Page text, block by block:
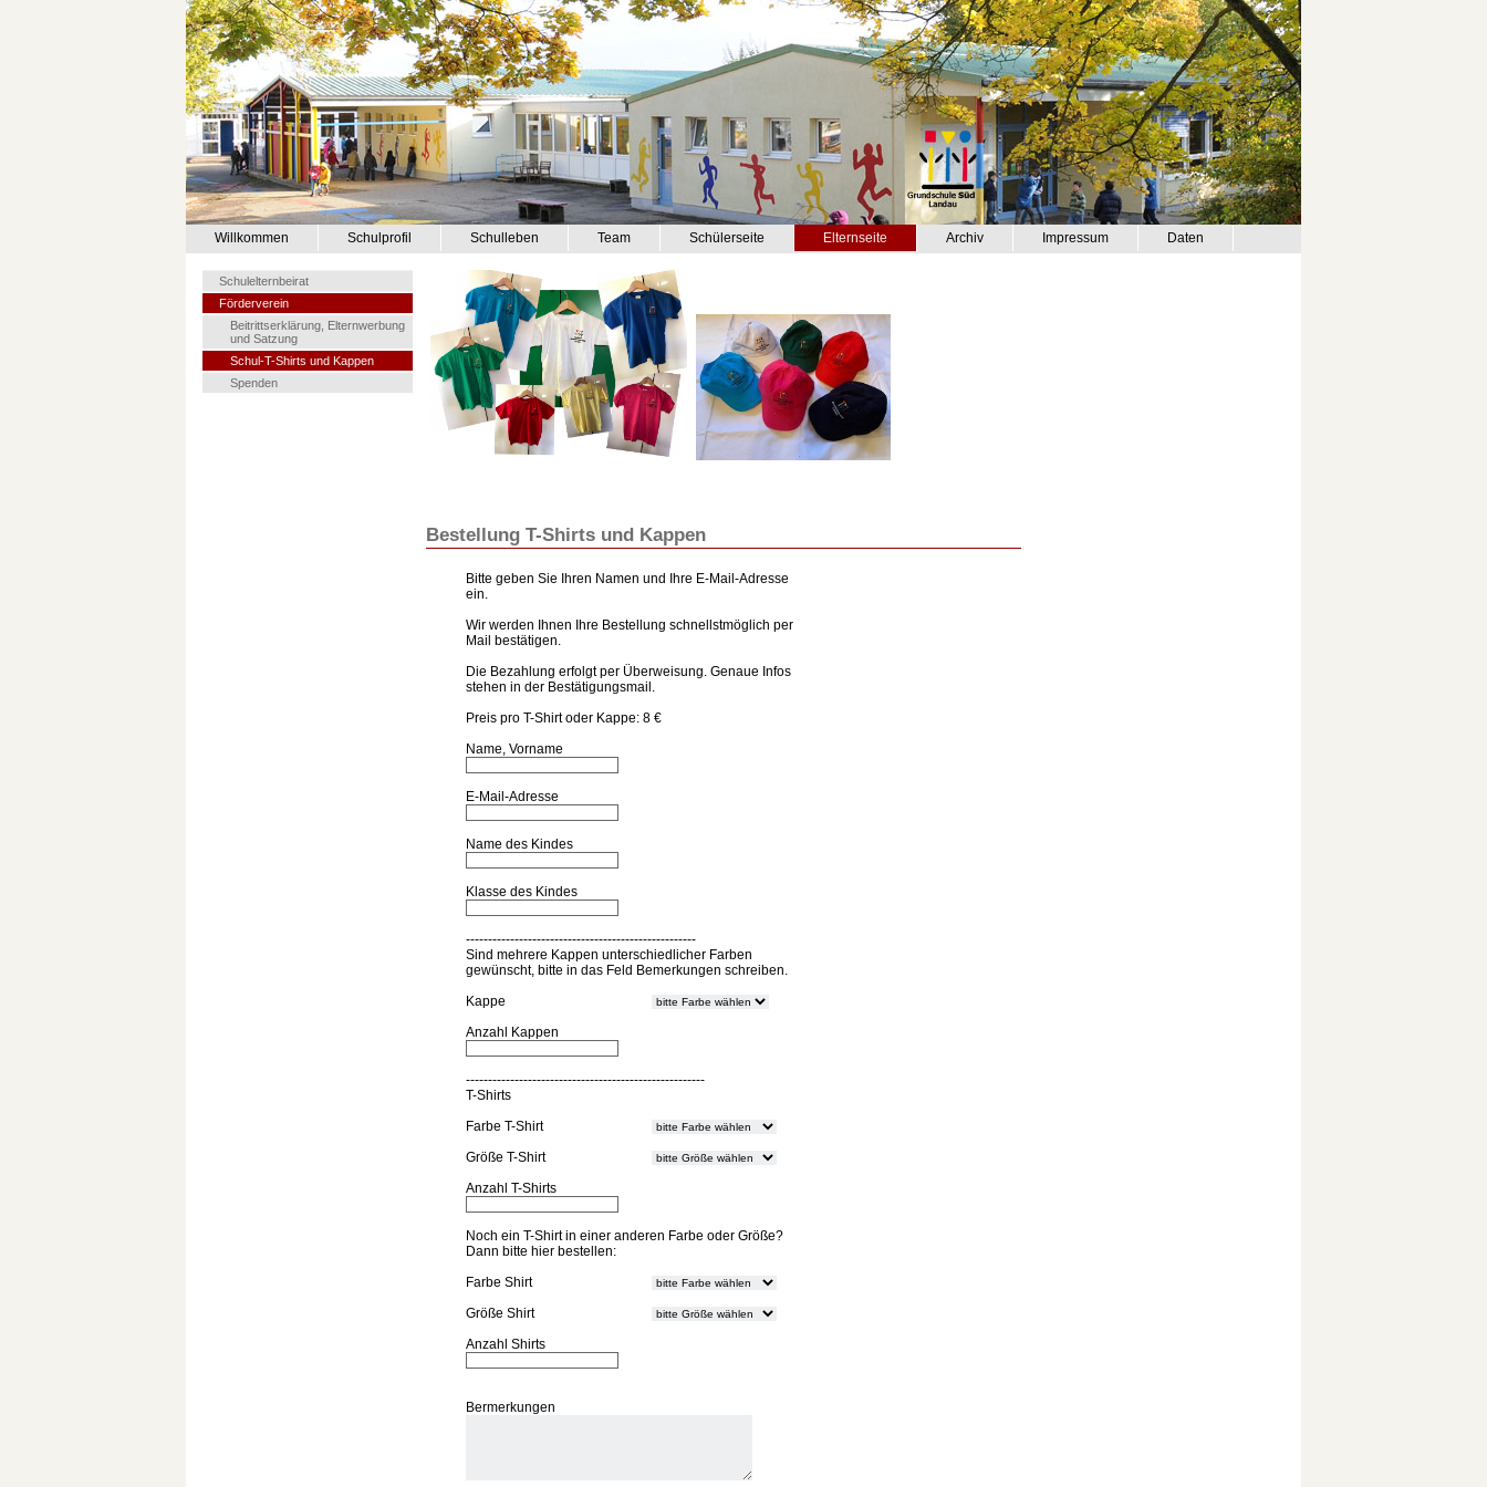
Willkommen Schulprofil Schulleben Team Schülerseite Elternseite Archiv Impressum Daten
Bestellung T-Shirts und Kappen
Bitte geben Sie Ihren Namen und Ihre E-Mail-Adresse
ein.
Wir werden Ihnen Ihre Bestellung schnellstmöglich per
Mail bestätigen.
Die Bezahlung erfolgt per Überweisung. Genaue Infos
stehen in der Bestätigungsmail.
Preis pro T-Shirt oder Kappe: 8 €
Name, Vorname
E-Mail-Adresse
Name des Kindes
Klasse des Kindes
----------------------------------------------------
Sind mehrere Kappen unterschiedlicher Farben
gewünscht, bitte in das Feld Bemerkungen schreiben.
Kappe
Anzahl Kappen
------------------------------------------------------
T-Shirts
Farbe T-Shirt
Größe T-Shirt
Anzahl T-Shirts
Noch ein T-Shirt in einer anderen Farbe oder Größe?
Dann bitte hier bestellen:
Farbe Shirt
Größe Shirt
Anzahl Shirts
Bermerkungen
Schulelternbeirat
Förderverein
Beitrittserklärung, Elternwerbung
und Satzung
Schul-T-Shirts und Kappen
Spenden